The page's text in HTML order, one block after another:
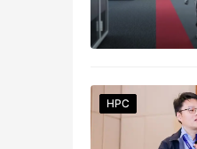
HPC
HPC
HPC
HPC
HPC
HPC